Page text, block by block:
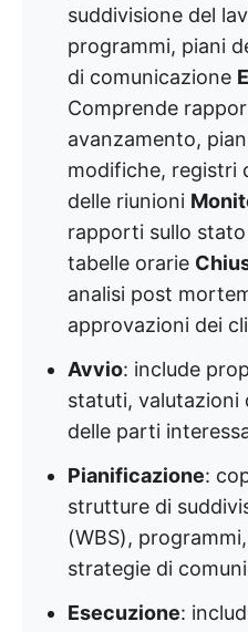
suddivisione del
programmi, piani
di comunicazione
Comprende
avanzamento,
modifiche, registri
delle riunioni
rapporti sullo
tabelle orarie
analisi post
approvazioni dei
Avvio: include
statuti, valutazioni
delle parti
Pianificazione:
strutture di
(WBS),
strategie di
Esecuzione: